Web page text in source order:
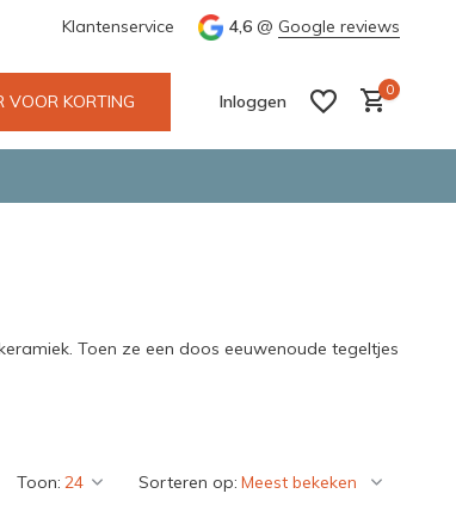
Wij maken gebruik van gerecycled verpakkingsmateriaal
Klantenservice 4,6 @ Google reviews
VOOR KORTING Inloggen
0
Toen ze een doos eeuwenoude tegeltjes
Toon: Sorteren op: